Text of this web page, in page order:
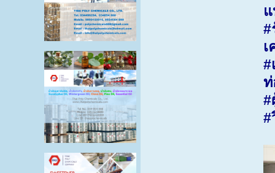
#
#
ท่
#
#